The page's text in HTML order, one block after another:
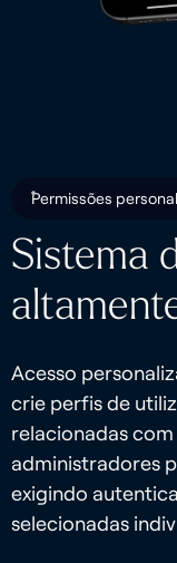
Permissões
Sistema
Acesso
crie perfis de
relacionadas
administradores
exigindo
selecionadas